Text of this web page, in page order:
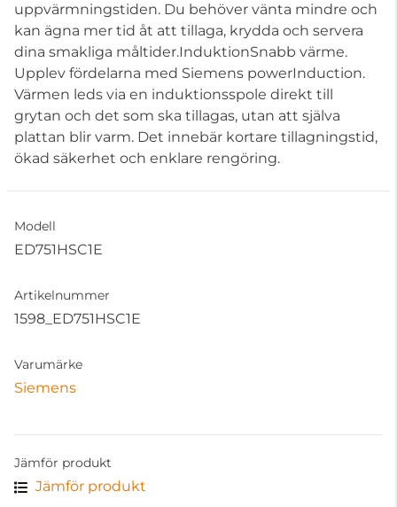
uppvärmningstiden. Du behöver vänta mindre och
kan ägna mer tid åt att tillaga, krydda och servera
dina smakliga måltider.InduktionSnabb värme.
Upplev fördelarna med Siemens powerInduction.
Värmen leds via en induktionsspole direkt till
grytan och det som ska tillagas, utan att själva
plattan blir varm. Det innebär kortare tillagningstid,
ökad säkerhet och enklare rengöring.
Modell
ED751HSC1E
Artikelnummer
1598_ED751HSC1E
Varumärke
Siemens
Jämför produkt
Jämför produkt